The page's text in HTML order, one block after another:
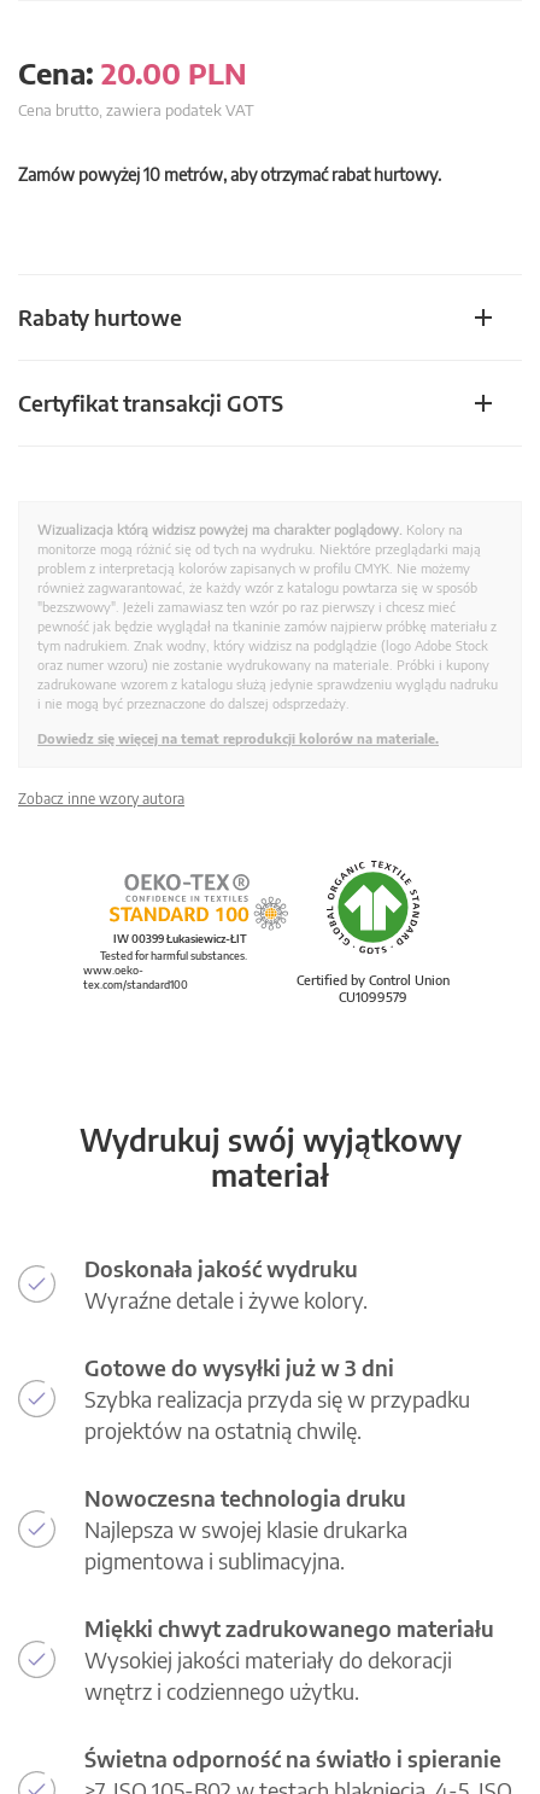
Cena: 20.00 PLN
Cena brutto, zawiera podatek VAT
Zamów powyżej 10 metrów, aby otrzymać rabat hurtowy.
Rabaty hurtowe
Certyfikat transakcji GOTS
Wizualizacja którą widzisz powyżej ma charakter poglądowy. Kolory na
monitorze mogą różnić się od tych na wydruku. Niektóre przeglądarki mają
problem z interpretacją kolorów zapisanych w profilu CMYK. Nie możemy
również zagwarantować, że każdy wzór z katalogu powtarza się w sposób
"bezszwowy". Jeżeli zamawiasz ten wzór po raz pierwszy i chcesz mieć
pewność jak będzie wyglądał na tkaninie zamów najpierw próbkę materiału z
tym nadrukiem. Znak wodny, który widzisz na podglądzie (logo Adobe Stock
oraz numer wzoru) nie zostanie wydrukowany na materiale. Próbki i kupony
zadrukowane wzorem z katalogu służą jedynie sprawdzeniu wyglądu nadruku
i nie mogą być przeznaczone do dalszej odsprzedaży.
Dowiedz się więcej na temat reprodukcji kolorów na materiale.
Zobacz inne wzory autora
Certified by Control Union
CU1099579
IW 00399 Łukasiewicz-ŁIT
Tested for harmful substances.
www.oeko-
tex.com/standard100
Wydrukuj swój wyjątkowy
materiał
Doskonała jakość wydruku
Wyraźne detale i żywe kolory.
Gotowe do wysyłki już w 3 dni
Szybka realizacja przyda się w przypadku
projektów na ostatnią chwilę.
Nowoczesna technologia druku
Najlepsza w swojej klasie drukarka
pigmentowa i sublimacyjna.
Miękki chwyt zadrukowanego materiału
Wysokiej jakości materiały do dekoracji
wnętrz i codziennego użytku.
Świetna odporność na światło i spieranie